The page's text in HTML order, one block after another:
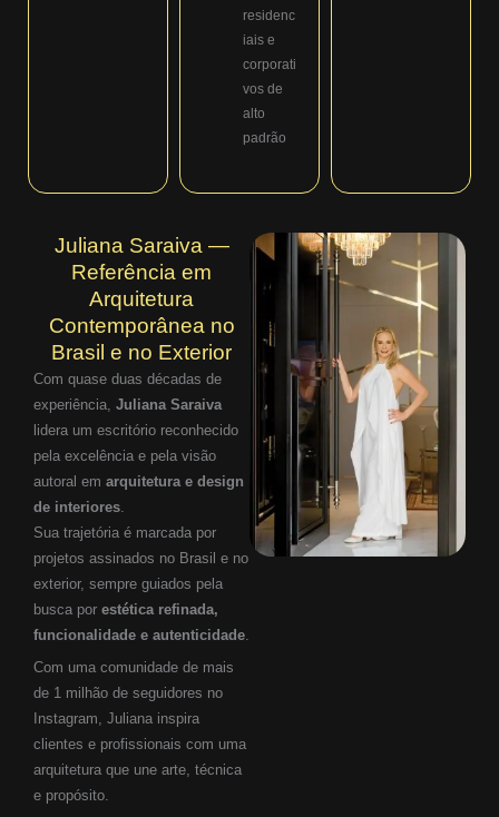
residenc
iais e
corporati
vos de
alto
padrão
Juliana Saraiva —
Referência em
Arquitetura
Contemporânea no
Brasil e no Exterior
Com quase duas décadas de
experiência, Juliana Saraiva
lidera um escritório reconhecido
pela excelência e pela visão
autoral em arquitetura e design
de interiores
Sua trajetória é marcada por
projetos assinados no Brasil e no
exterior, sempre guiados pela
busca por estética refinada,
funcionalidade e autenticidade
Com uma comunidade de mais
de 1 milhão de seguidores no
Instagram, Juliana inspira
clientes e profissionais com uma
arquitetura que une arte, técnica
e propósito.